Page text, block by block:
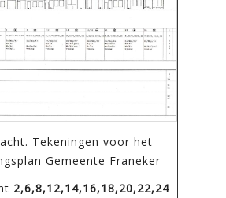
Tekeningen voor het
Gemeente Franeker
2,6,8,12,14,16,18,20,22,24